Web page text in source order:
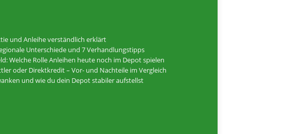
und Anleihe verständlich erklärt
Unterschiede und 7 Verhandlungstipps
Welche Rolle Anleihen heute noch im Depot spielen
oder Direktkredit – Vor- und Nachteile im Vergleich
und wie du dein Depot stabiler aufstellst